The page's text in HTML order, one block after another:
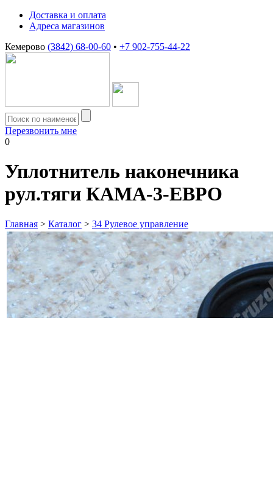
Доставка и оплата
Адреса магазинов
Кемерово (3842) 68-00-60 • +7 902-755-44-22
Перезвонить мне
0
Уплотнитель наконечника
рул.тяги КАМА-3-ЕВРО
Главная > Каталог > 34 Рулевое управление